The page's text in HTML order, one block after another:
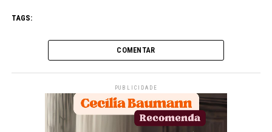
TAGS:
COMENTAR
PUBLICIDADE